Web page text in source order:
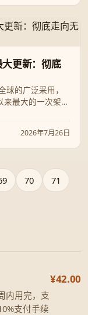
更新：彻底
的广泛采用，
最大的一次架构
过“无状态化”
2.1以重构安
2026年7月26日
70 71
内用完，支
支付手续
¥42.00